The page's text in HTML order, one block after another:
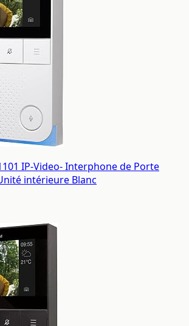
IP-Video- Interphone de Porte
intérieure Blanc